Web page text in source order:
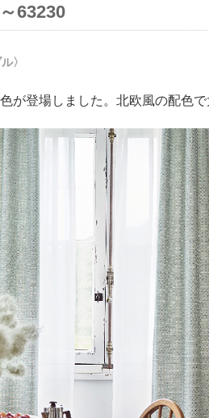
63230
〉
が登場しました。北欧風の配色で